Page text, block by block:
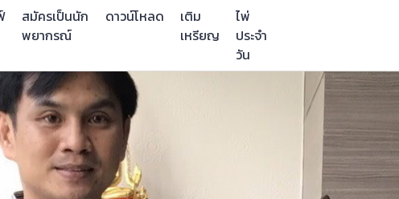
สมัครเป็นนัก
พยากรณ์
ดาวน์โหลด
เติม
เหรียญ
ไพ่
ประจำ
วัน